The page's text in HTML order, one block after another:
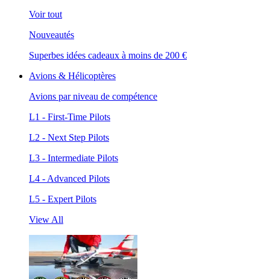
Voir tout
Nouveautés
Superbes idées cadeaux à moins de 200 €
Avions & Hélicoptères
Avions par niveau de compétence
L1 - First-Time Pilots
L2 - Next Step Pilots
L3 - Intermediate Pilots
L4 - Advanced Pilots
L5 - Expert Pilots
View All